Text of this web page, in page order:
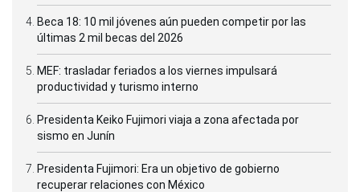
Beca 18: 10 mil jóvenes aún pueden competir por las
últimas 2 mil becas del 2026
MEF: trasladar feriados a los viernes impulsará
productividad y turismo interno
Presidenta Keiko Fujimori viaja a zona afectada por
sismo en Junín
Presidenta Fujimori: Era un objetivo de gobierno
recuperar relaciones con México